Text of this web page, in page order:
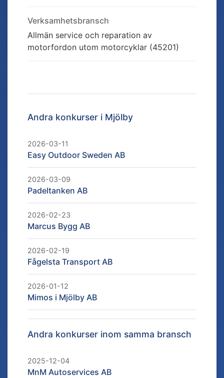
Verksamhetsbransch
Allmän service och reparation av
motorfordon utom motorcyklar (45201)
Andra konkurser i Mjölby
2026-03-11
Easy Outdoor Sweden AB
2026-03-09
Padeltanken AB
2026-02-23
Marcus Bygg AB
2026-02-19
Fågelsta Transport AB
2026-01-12
Mimos i Mjölby AB
Andra konkurser inom samma bransch
2025-12-04
MnM Autoservices AB